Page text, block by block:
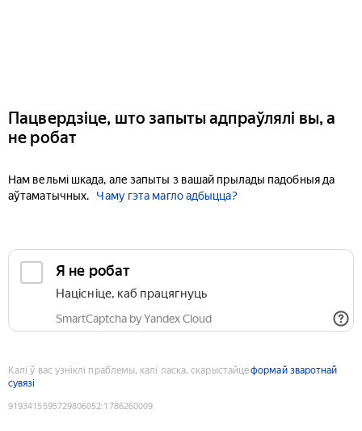
Пацвердзіце, што запыты адпраўлялі вы, а
не робат
Нам вельмі шкада, але запыты з вашай прылады падобныя да
аўтаматычных.
Чаму гэта магло адбыцца?
Я не робат
Націсніце, каб працягнуць
SmartCaptcha by Yandex Cloud
Калі ў вас узніклі праблемы, калі ласка, скарыстайцеформай зваротнай
сувязі
9193415595729806052:1786260009